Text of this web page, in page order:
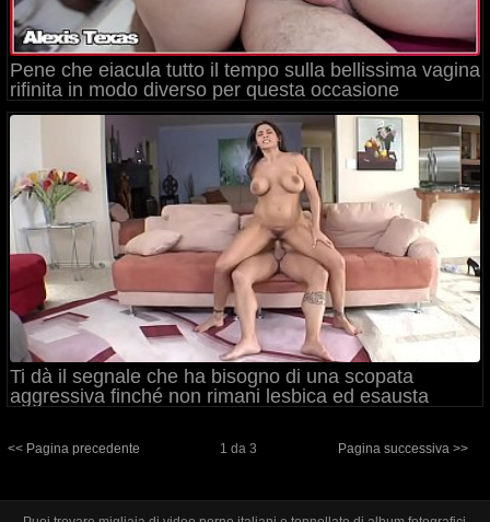
Pene che eiacula tutto il tempo sulla bellissima vagina
rifinita in modo diverso per questa occasione
Ti dà il segnale che ha bisogno di una scopata
aggressiva finché non rimani lesbica ed esausta
<< Pagina precedente 1 da 3 Pagina successiva >>